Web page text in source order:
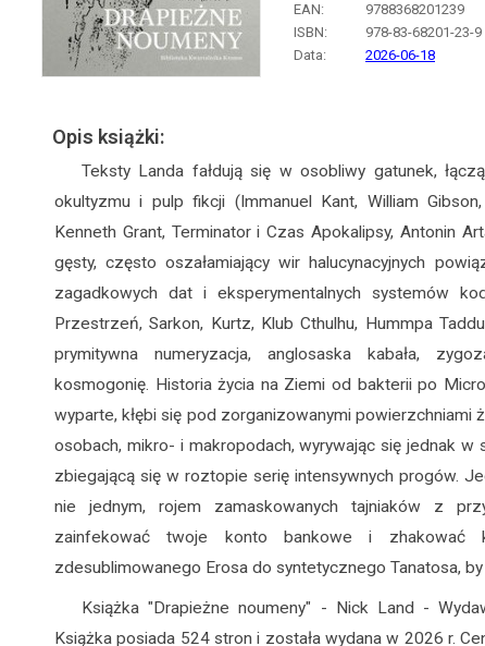
EAN:
9788368201239
ISBN:
978-83-68201-23-9
Data:
2026-06-18
Opis książki:
Teksty Landa fałdują się w osobliwy gatunek,
okultyzmu i pulp fikcji (Immanuel Kant, William
Kenneth Grant, Terminator i Czas Apokalipsy, Antonin
gęsty, często oszałamiający wir halucynacyjnych
zagadkowych dat i eksperymentalnych systemów
Przestrzeń, Sarkon, Kurtz, Klub Cthulhu, Hummpa
prymitywna numeryzacja, anglosaska kabała,
kosmogonię. Historia życia na Ziemi od bakterii po
wyparte, kłębi się pod zorganizowanymi powierzchniami
osobach, mikro- i makropodach, wyrywając się jednak
zbiegającą się w roztopie serię intensywnych progów.
nie jednym, rojem zamaskowanych tajniaków z
zainfekować twoje konto bankowe i zhakować
zdesublimowanego Erosa do syntetycznego Tanatosa,
Książka "Drapieżne noumeny" - Nick Land -
Książka posiada 524 stron i została wydana w 2026 r.